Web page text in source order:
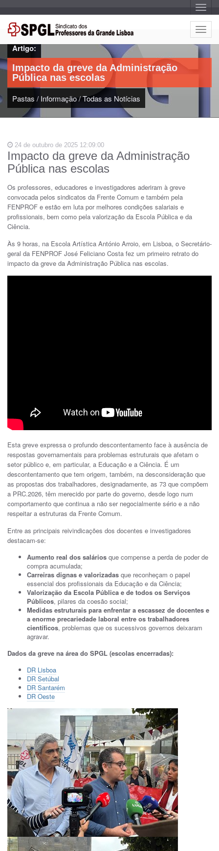
A
l
t
e
r
a
g
o
A
l
t
e
a
a
Artigo:
Impacto da greve da Administração
Pública nas escolas
Pastas / Informação/Todas as Notícias
24 de outubro de 2025 12:09:00
Impacto da greve da Administração
Pública nas escolas
Os professores, educadores e investigadores aderiram à greve
convocada pelos sindicatos da Frente Comum e também pela
FENPROF e estão em luta por melhores condições salariais e
profissionais, bem como pela valorização da Escola Pública e da
Ciência.
Às 9 horas, na Escola Artística António Arroio, em Lisboa, o Secretário-
geral da FENPROF José Feliciano Costa fez um primeiro retrato do
impacto da greve da Administração Pública nas escolas.
Esta greve expressa o profundo descontentamento face à ausência de
respostas governamentais para problemas estruturais que afetam o
setor público e, em particular, a Educação e a Ciência. É um
descontentamento que tem origem, também, na desconsideração que
as propostas dos trabalhadores, designadamente, as 73 que compõem
a PRC.2026, têm merecido por parte do governo, desde logo num
comportamento que continua a não ser negocialmente sério e a não
respeitar a estruturas da Frente Comum.
Entre as principais reivindicações dos docentes e investigadores
destacam-se:
Aumento real dos salários que compense a perda de poder de
compra acumulada;
Carreiras dignas e valorizadas que reconheçam o papel
essencial dos profissionais da Educação e da Ciência;
Valorização da Escola Pública e de todos os Serviços
Públicos, pilares da coesão social;
Medidas estruturais para enfrentar a escassez de docentes e
a enorme precariedade laboral entre os trabalhadores
científicos, problemas que os sucessivos governos deixaram
agravar.
Dados da greve na área do SPGL (escolas encerradas):
DR Lisboa
DR Setúbal
DR Santarém
DR Oeste